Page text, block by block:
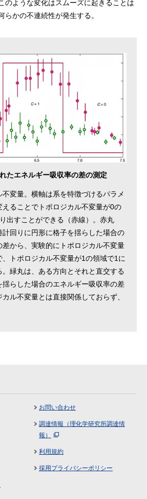
のような変化はスムーズに起きることは
らかの不連続性が発生する。
たエネルギー吸収率の差の測定
変量。横軸は系を特徴づけるパラメ
えることでトポロジカル不変量が0の
出すことができる（赤線）。赤丸
計回りに円形に格子を揺らした場合の
差から、実験的にトポロジカル不変量
トポロジカル不変量が1の領域で1に
緑丸は、ある方向とそれと直交する
らした場合のエネルギー吸収率の差
ル不変量とは直接関係しておらず、
お問い合わせ
調達情報（理化学研究所調達情
報）
利用規約
採用プライバシーポリシー